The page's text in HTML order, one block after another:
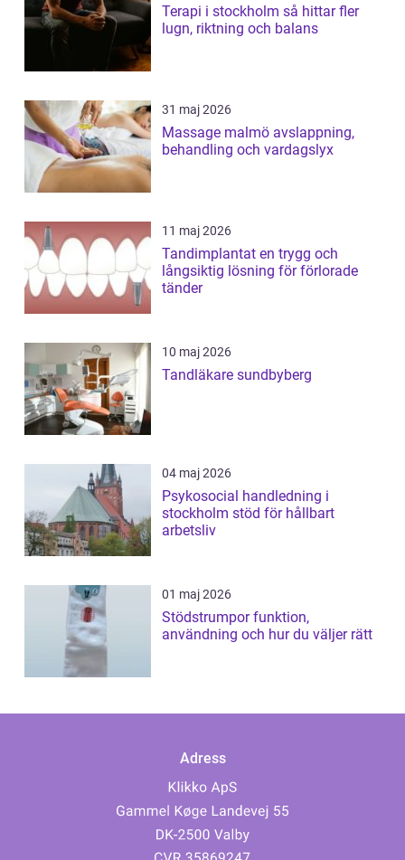
Terapi i stockholm så hittar fler
lugn, riktning och balans
31 maj 2026
Massage malmö avslappning,
behandling och vardagslyx
11 maj 2026
Tandimplantat en trygg och
långsiktig lösning för förlorade
tänder
10 maj 2026
Tandläkare sundbyberg
04 maj 2026
Psykosocial handledning i
stockholm stöd för hållbart
arbetsliv
01 maj 2026
Stödstrumpor funktion,
användning och hur du väljer rätt
Adress